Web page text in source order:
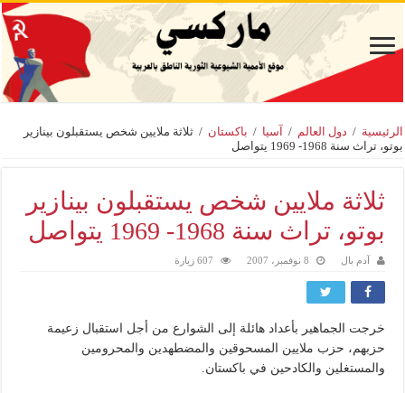
الرئيسية / دول العالم / آسيا / باكستان / ثلاثة ملايين شخص يستقبلون بينازير
بوتو، تراث سنة 1968- 1969 يتواصل
ثلاثة ملايين شخص يستقبلون بينازير
بوتو، تراث سنة 1968- 1969 يتواصل
آدم بال 8 نوفمبر، 2007 607 زيارة
خرجت الجماهير بأعداد هائلة إلى الشوارع من أجل استقبال زعيمة
حزبهم، حزب ملايين المسحوقين والمضطهدين والمحرومين
والمستغلين والكادحين في باكستان.